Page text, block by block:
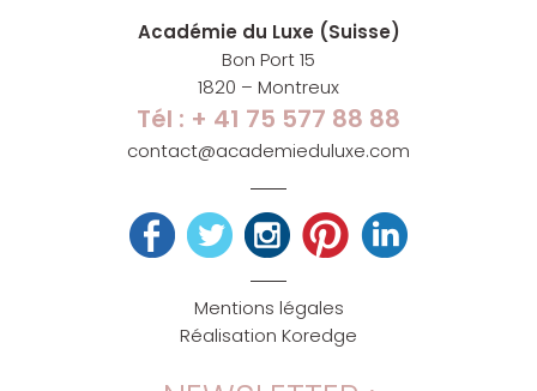
Académie du Luxe (Suisse)
Bon Port 15
1820 – Montreux
Tél : + 41 75 577 88 88
contact@academieduluxe.com
Mentions légales
Réalisation Koredge